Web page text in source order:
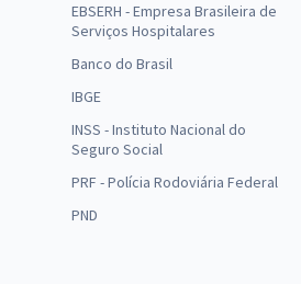
EBSERH - Empresa Brasileira de
Serviços Hospitalares
Banco do Brasil
IBGE
INSS - Instituto Nacional do
Seguro Social
PRF - Polícia Rodoviária Federal
PND